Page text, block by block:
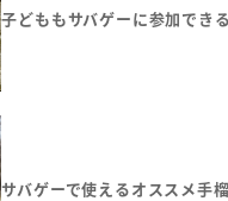
子どももサバゲーに参加でき
サバゲーで使えるオススメ手